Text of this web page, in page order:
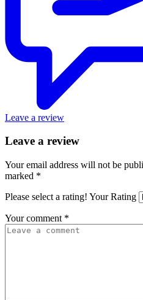
Leave a review
Leave a review
Your email address will not be
marked *
Please select a rating! Your Rating
Your comment *